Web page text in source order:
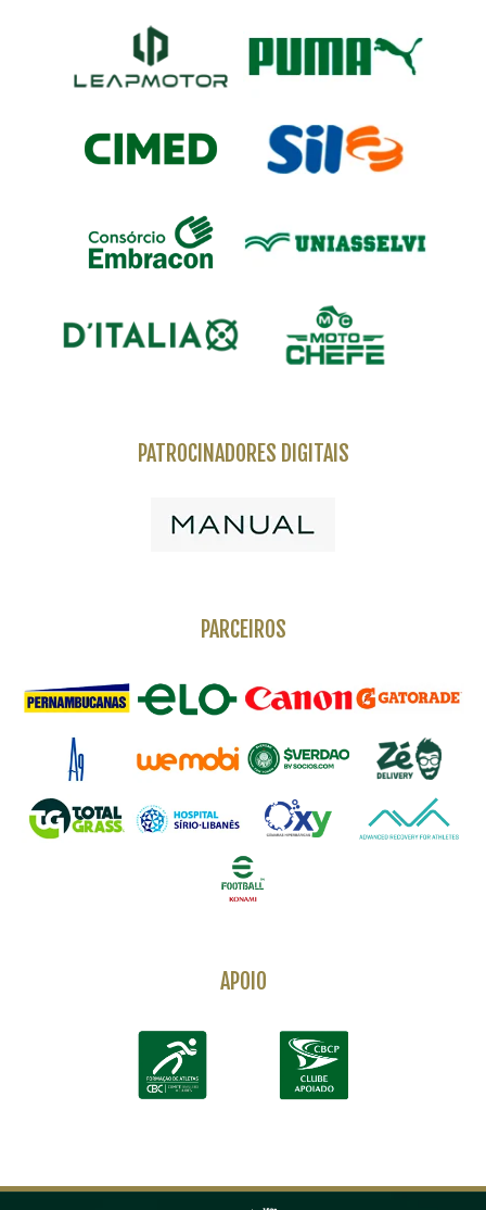
PATROCINADORES DIGITAIS
PARCEIROS
APOIO